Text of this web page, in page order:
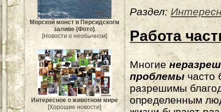
Морской монст в Персидскогм
заливе (Фото)
[Новости о необычном]
Интересное о животном мире
[Хорошие новости]
Раздел:
Работа
Многие
проблемы часто
разрешимы
определенным